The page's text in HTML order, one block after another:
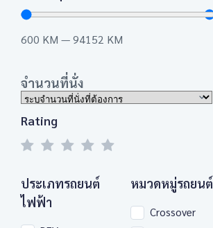
600 KM —94152 KM
จำนวนที่นั่ง
Rating
ประเภทรถยนต์
ไฟฟ้า
หมวดหมู่รถยนต์
Crossover